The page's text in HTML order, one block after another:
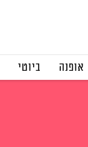
אופנה ביוטי